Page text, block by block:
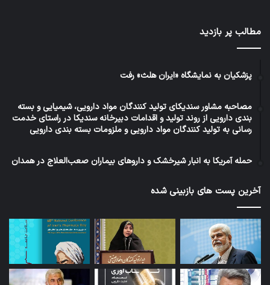
مطالب پر بازدید
پزشکیان به نمایشگاه «ایران هلث» رفت
مصاحبه مشاور سندیکای تولید کنندگان مواد دارویی، شیمیایی و بسته
بندی دارویی از روند تولید و اقدامات دبیرخانه سندیکا در راستای خدمت
رسانی به تولید کنندگان مواد دارویی و ملزومات بسته بندی دارویی
حمله آمریکا به انبار شیرخشک و داروهای بیماران صعب‌العلاج در همدان
آخرین پست های بازبینی شده